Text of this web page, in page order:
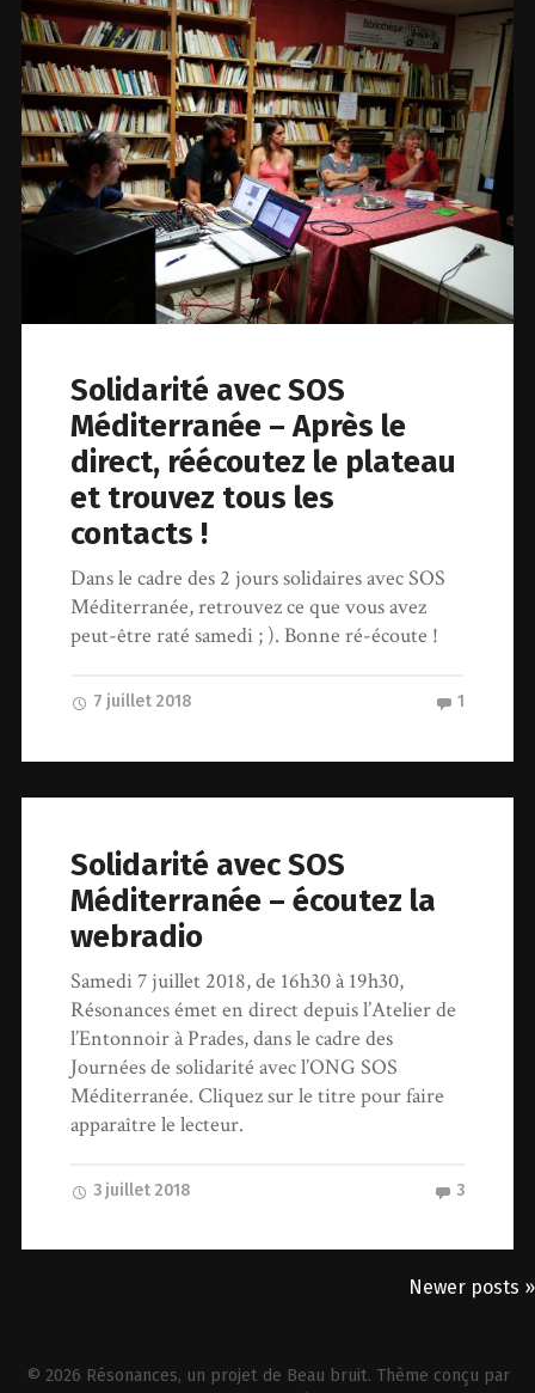
Solidarité avec SOS
Méditerranée – Après le
direct, réécoutez le plateau
et trouvez tous les
contacts !
Dans le cadre des 2 jours solidaires avec SOS
Méditerranée, retrouvez ce que vous avez
peut-être raté samedi ; ). Bonne ré-écoute !
7 juillet 2018 1
Solidarité avec SOS
Méditerranée – écoutez la
webradio
Samedi 7 juillet 2018, de 16h30 à 19h30,
Résonances émet en direct depuis l’Atelier de
l’Entonnoir à Prades, dans le cadre des
Journées de solidarité avec l’ONG SOS
Méditerranée. Cliquez sur le titre pour faire
apparaître le lecteur.
3 juillet 2018 3
Newer posts »
© 2026 Résonances, un projet de Beau bruit. Thème conçu par